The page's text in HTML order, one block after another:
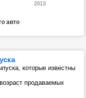
авто
2013
которые известны
продаваемых